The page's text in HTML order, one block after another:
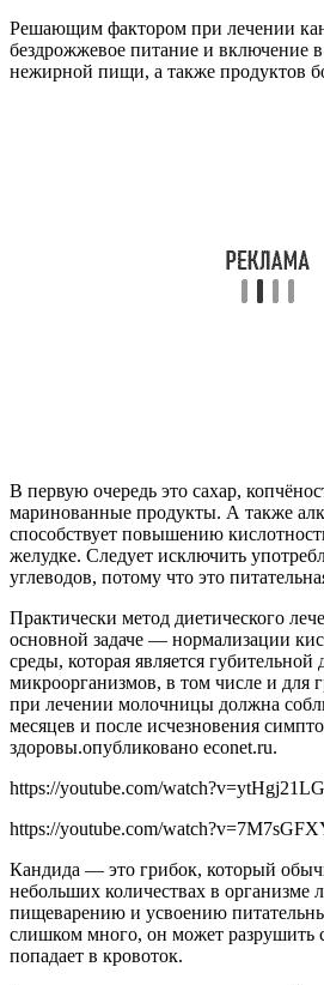
Решающим фактором при лечении
бездрожжевое питание и включение
нежирной пищи, а также продуктов
В первую очередь это сахар,
маринованные продукты. А также
способствует повышению
желудке. Следует исключить
углеводов, потому что это
Практически метод диетического
основной задаче — нормализации
среды, которая является
микроорганизмов, в том числе и для
при лечении молочницы должна
месяцев и после исчезновения
здоровы.опубликовано econet.ru.
https://youtube.com/
https://youtube.com/
Кандида — это грибок, который
небольших количествах в организме
пищеварению и усвоению
слишком много, он может разрушить
попадает в кровоток.